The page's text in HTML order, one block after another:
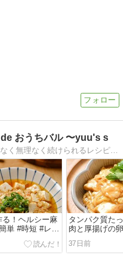
おうちバル 〜yuu's s
作り置き＆スピードおかずで手間なく無理なく続けられるレシピをご紹介しています。おうちにあるものでちょっとオシャレなバル風に！
る！ヘルシー麻
単 #時短 #レン
イアップ
タンパク質た
肉と厚揚げの
簡単 #時短 #
ハタイアップ
37日前